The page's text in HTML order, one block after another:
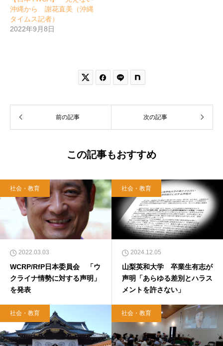
沖縄から 謝花直美（沖縄
タイムス記者）
2022年9月8日
 
前の記事 次の記事
この記事もおすすめ
社会・教育
2022.03.03
WCRP/RfP日本委員会 「ウ
クライナ情勢に対する声明」
を発表
社会・教育
2024.12.05
山梨英和大学 卒業生有志が
声明「あらゆる差別とハラス
メントを許さない」
社会・教育 社会・教育